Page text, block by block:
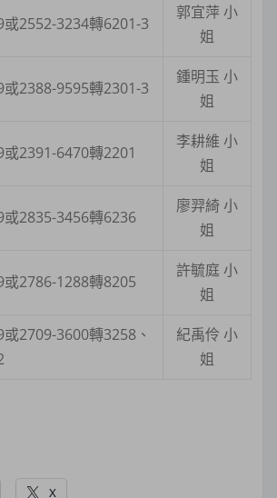
或2552-3234轉6201-3
郭宜萍 小
姐
或2388-9595轉2301-3
鍾明玉 小
姐
或2391-6470轉2201
李耕維 小
姐
或2835-3456轉6236
廖羿綺 小
姐
或2786-1288轉8205
許毓庭 小
姐
或2709-3600轉3258、
紀禹伶 小
姐
X